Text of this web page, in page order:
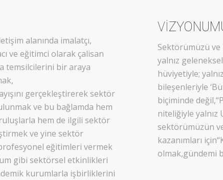
alanında imalatçı,
ve eğitimci olarak çalisan
temsilcilerini bir araya
gerçekleştirerek sektör
ve bu bağlamda hem
hem de ilgili sektör
ve yine sektör
eğitimleri vermek
gibi sektörsel etkinlikleri
kurumlarla işbirliklerini
Sektörümüzü ve
yalnız
hüviyetiyle;
bileşenleriyle
biçiminde
niteliğiyle yalnız
sektörümüzün
kazanımları
olmak,gündemi